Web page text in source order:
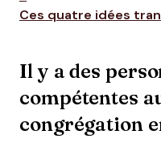
Ces quatre idées
Il y a des
compétentes
congrégation